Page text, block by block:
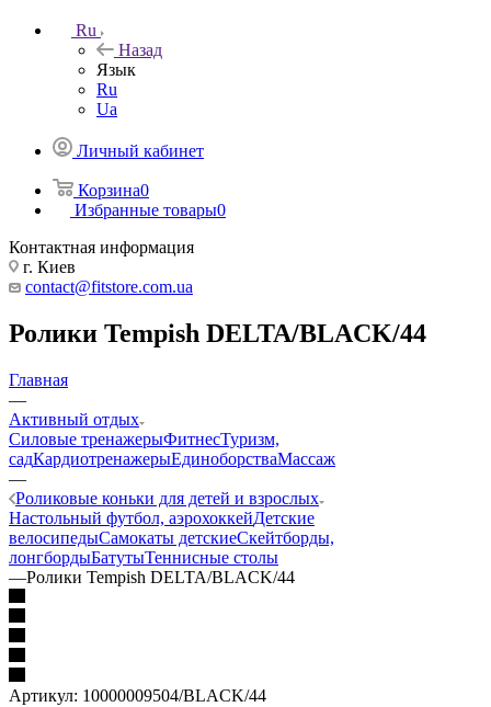
Ru
Назад
Язык
Ru
Ua
Личный кабинет
Корзина0
Избранные товары0
Контактная информация
г. Киев
contact@fitstore.com.ua
Ролики Tempish DELTA/BLACK/44
Главная
—
Активный отдых
Силовые тренажерыФитнесТуризм,
садКардиотренажерыЕдиноборстваМассаж
—
Роликовые коньки для детей и взрослых
Настольный футбол, аэрохоккейДетские
велосипедыСамокаты детскиеСкейтборды,
лонгбордыБатутыТеннисные столы
—Ролики Tempish DELTA/BLACK/44
Артикул: 10000009504/BLACK/44